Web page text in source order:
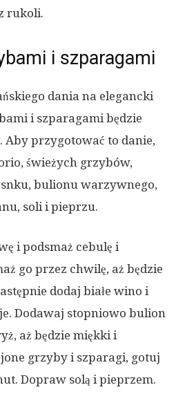
rukoli.
i szparagami
dania na elegancki
i szparagami będzie
Aby przygotować to danie,
świeżych grzybów,
bulionu warzywnego,
soli i pieprzu.
i podsmaż cebulę i
go przez chwilę, aż będzie
dodaj białe wino i
Dodawaj stopniowo bulion
aż będzie miękki i
grzyby i szparagi, gotuj
Dopraw solą i pieprzem.